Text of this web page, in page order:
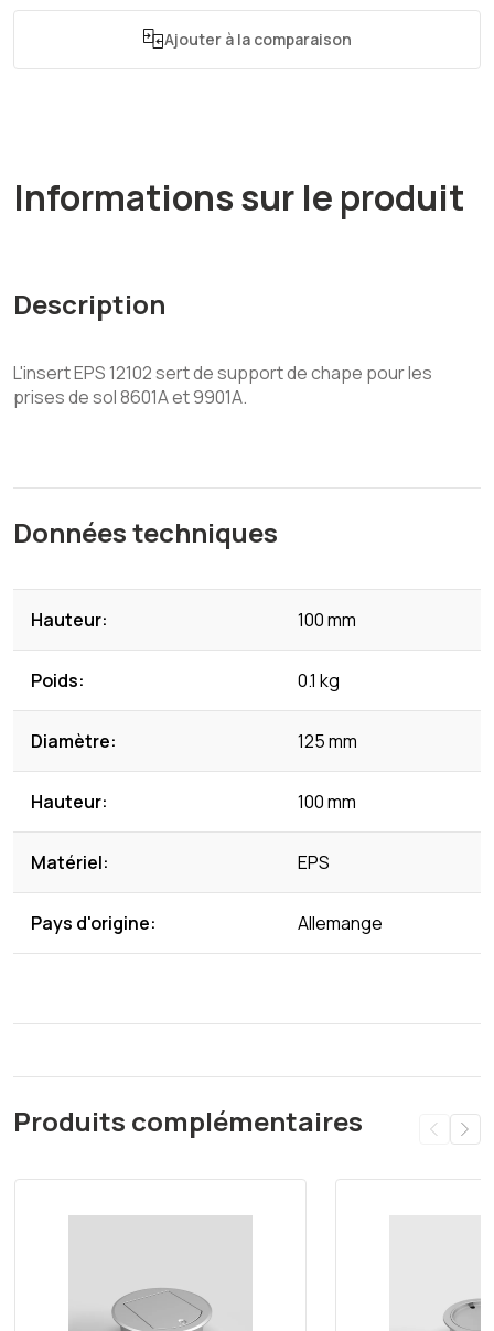
Ajouter à la comparaison
Informations sur le produit
Description
L'insert EPS 12102 sert de support de chape pour les
prises de sol 8601A et 9901A.
Données techniques
Hauteur: 100 mm
Poids: 0.1 kg
Diamètre: 125 mm
Hauteur: 100 mm
Matériel: EPS
Pays d'origine: Allemange
Produits complémentaires
Ignorer la galerie de produits